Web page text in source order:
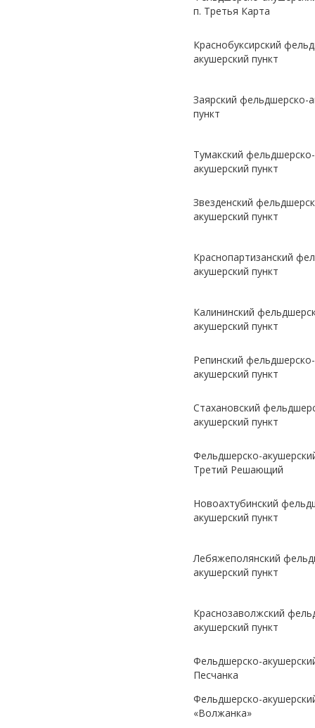
п. Третья Карта
Краснобуксирский
акушерский пункт
Заярский фельдшерско-
пункт
Тумакский фельдшерско-
акушерский пункт
Звезденский
акушерский пункт
Краснопартизанский
акушерский пункт
Калининский
акушерский пункт
Репинский фельдшерско-
акушерский пункт
Стахановский
акушерский пункт
Фельдшерско-
Третий Решающий
Новоахтубинский
акушерский пункт
Лебяжеполянский
акушерский пункт
Краснозаволжский
акушерский пункт
Фельдшерско-
Песчанка
Фельдшерско-
«Волжанка»